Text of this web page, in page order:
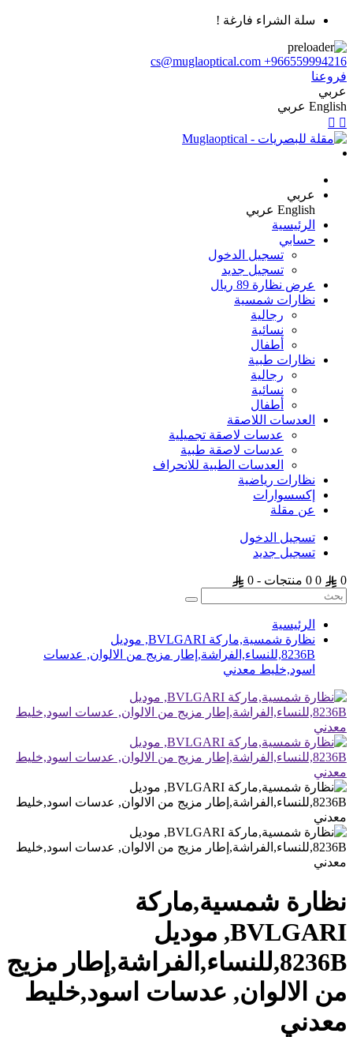
سلة الشراء فارغة !
cs@muglaoptical.com +966559994216
فروعنا
عربي
English عربي
عربي
English عربي
الرئيسية
حسابي
تسجيل الدخول
تسجيل جديد
عرض نظارة 89 ريال
نظارات شمسية
رجالية
نسائية
أطفال
نظارات طبية
رجالية
نسائية
أطفال
العدسات اللاصقة
عدسات لاصقة تجميلية
عدسات لاصقة طبية
العدسات الطبية للانحراف
نظارات رياضية
إكسسوارات
عن مقلة
تسجيل الدخول
تسجيل جديد
0
0 0 منتجات - 0
الرئيسية
نظارة شمسية,ماركة BVLGARI, موديل
8236B,للنساء,الفراشة,إطار مزيج من الالوان, عدسات
اسود,خليط معدني
نظارة شمسية,ماركة
BVLGARI, موديل
8236B,للنساء,الفراشة,إطار مزيج
من الالوان, عدسات اسود,خليط
معدني